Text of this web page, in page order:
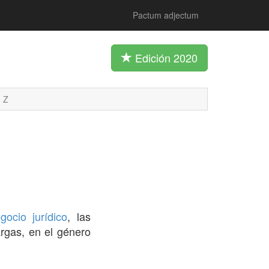
Pactum adjectum
Edición 2020
Z
jurídico, las
en el género